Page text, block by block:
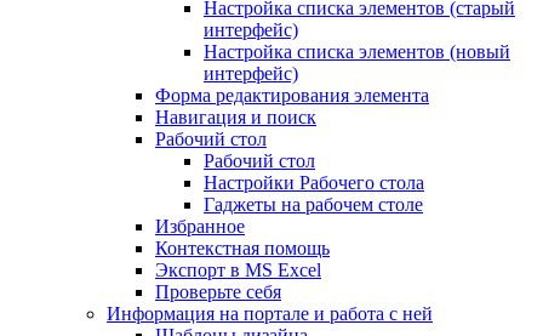
Настройка списка элементов (старый
интерфейс)
Настройка списка элементов (новый
интерфейс)
Форма редактирования элемента
Навигация и поиск
Рабочий стол
Рабочий стол
Настройки Рабочего стола
Гаджеты на рабочем столе
Избранное
Контекстная помощь
Экспорт в MS Excel
Проверьте себя
Информация на портале и работа с ней